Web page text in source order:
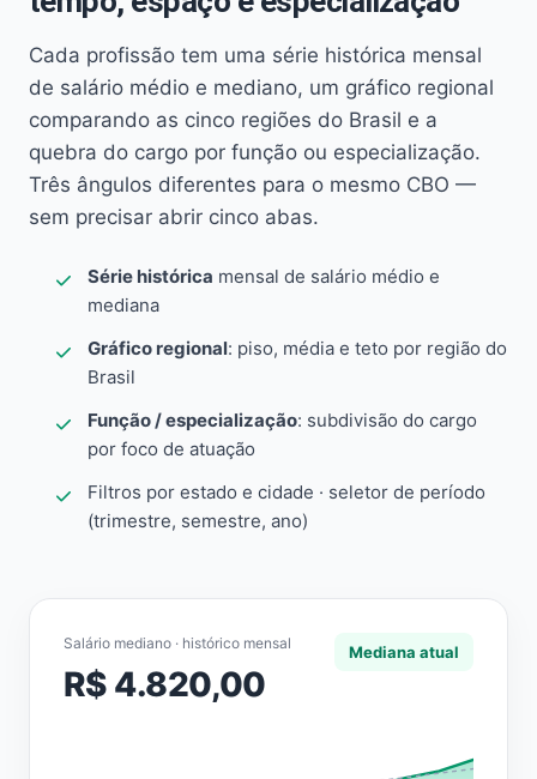
Cada profissão tem uma série histórica mensal
de salário médio e mediano, um gráfico regional
comparando as cinco regiões do Brasil e a
quebra do cargo por função ou especialização.
Três ângulos diferentes para o mesmo CBO —
sem precisar abrir cinco abas.
Série histórica mensal de salário médio e
mediana
Gráfico regional: piso, média e teto por região do
Brasil
Função / especialização: subdivisão do cargo
por foco de atuação
Filtros por estado e cidade · seletor de período
(trimestre, semestre, ano)
Salário mediano · histórico mensal
R$ 4.820,00
Mediana atual